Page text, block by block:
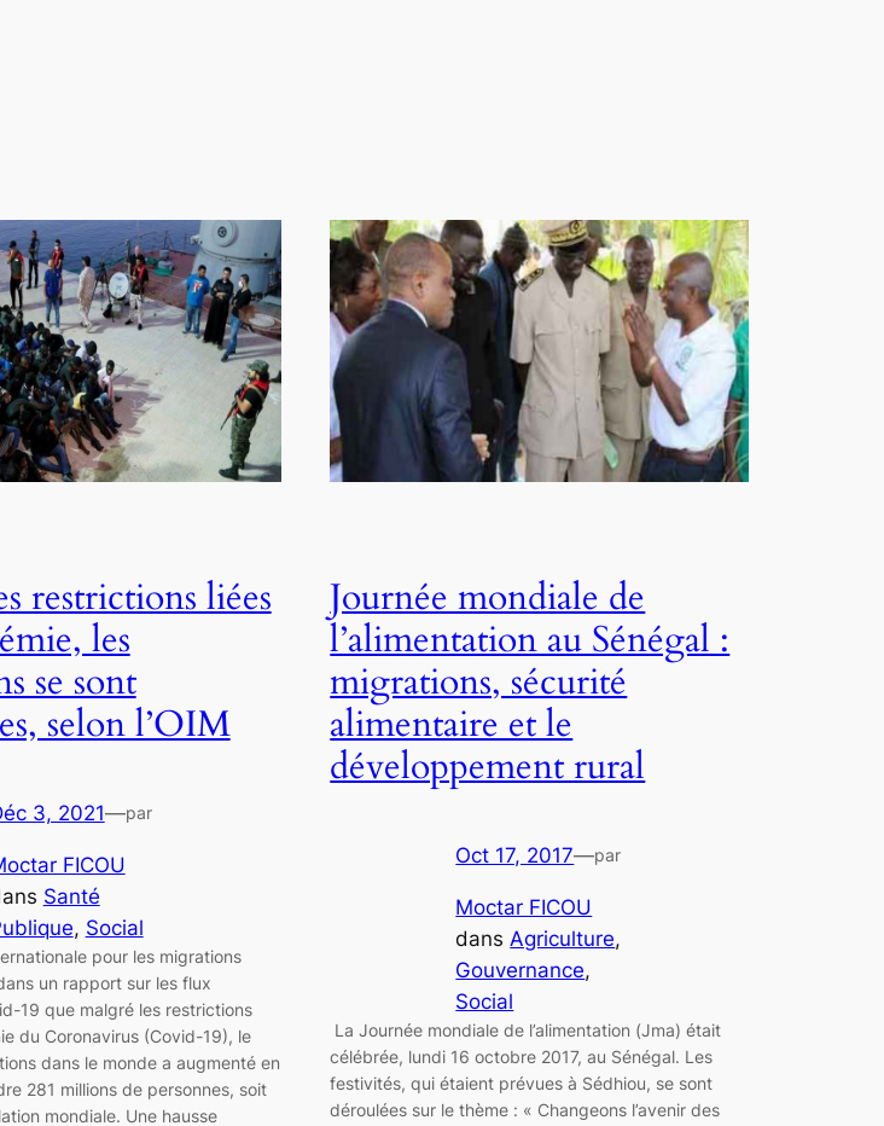
restrictions liées
les
se sont
selon l’OIM
3, 2021—par
FICOU
Santé
, Social
pour les migrations
un rapport sur les flux
19 que malgré les restrictions
du Coronavirus (Covid-19), le
dans le monde a augmenté en
281 millions de personnes, soit
mondiale. Une hausse
Journée mondiale de
l’alimentation au Sénégal :
migrations, sécurité
alimentaire et le
développement rural
Oct 17, 2017—par
Moctar FICOU
dans Agriculture
Gouvernance
Social
La Journée mondiale de l’alimentation (Jma) était
célébrée, lundi 16 octobre 2017, au Sénégal. Les
festivités, qui étaient prévues à Sédhiou, se sont
déroulées sur le thème : « Changeons l’avenir des